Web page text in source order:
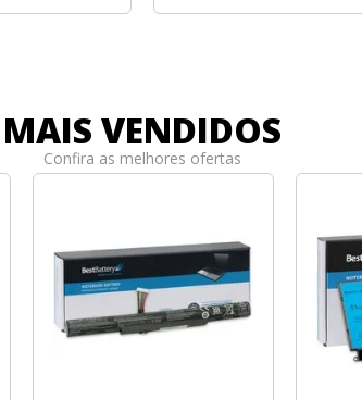
MAIS VENDIDOS
Confira as melhores ofertas